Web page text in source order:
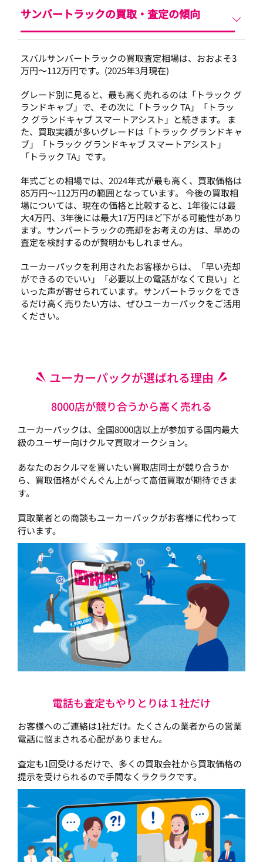
サンバートラックの買取・査定の傾向
スバルサンバートラックの買取査定相場は、おおよそ3
万円～112万円です。(2025年3月現在)
グレード別に見ると、最も高く売れるのは「トラック グ
ランドキャブ」で、その次に「トラック TA」「トラッ
ク グランドキャブ スマートアシスト」と続きます。 ま
た、買取実績が多いグレードは「トラック グランドキャ
ブ」「トラック グランドキャブ スマートアシスト」
「トラック TA」です。
年式ごとの相場では、2024年式が最も高く、買取価格は
85万円～112万円の範囲となっています。 今後の買取相
場については、現在の価格と比較すると、1年後には最
大4万円、3年後には最大17万円ほど下がる可能性があり
ます。サンバートラックの売却をお考えの方は、早めの
査定を検討するのが賢明かもしれません。
ユーカーパックを利用されたお客様からは、「早い売却
ができるのでいい」「必要以上の電話がなくて良い」と
いった声が寄せられています。サンバートラックをでき
るだけ高く売りたい方は、ぜひユーカーパックをご活用
ください。
ユーカーパックが選ばれる理由
8000店が競り合うから高く売れる
ユーカーパックは、全国8000店以上が参加する国内最大
級のユーザー向けクルマ買取オークション。
あなたのおクルマを買いたい買取店同士が競り合うか
ら、買取価格がぐんぐん上がって高価買取が期待できま
す。
買取業者との商談もユーカーパックがお客様に代わって
行います。
電話も査定もやりとりは１社だけ
お客様へのご連絡は1社だけ。たくさんの業者からの営業
電話に悩まされる心配がありません。
査定も1回受けるだけで、多くの買取会社から買取価格の
提示を受けられるので手間なくラクラクです。